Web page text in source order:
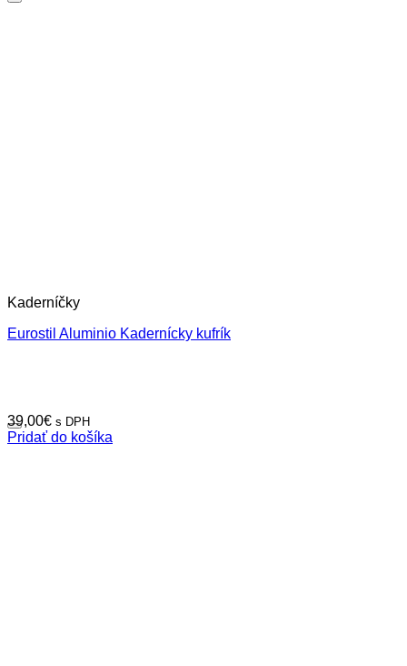
Kaderníčky
Eurostil Aluminio Kadernícky kufrík
39,00€ s DPH
Pridať do košíka